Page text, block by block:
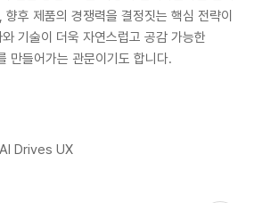
후 제품의 경쟁력을 결정짓는 핵심 전략이
기술이 더욱 자연스럽고 공감 가능한
만들어가는 관문이기도 합니다.
Drives UX